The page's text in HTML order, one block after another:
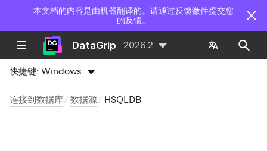
本文档的内容是由机器翻译的。请通过反馈微件提交您
的反馈。
DataGrip 2026.2
快捷键:Windows
连接到数据库 数据源 HSQLDB